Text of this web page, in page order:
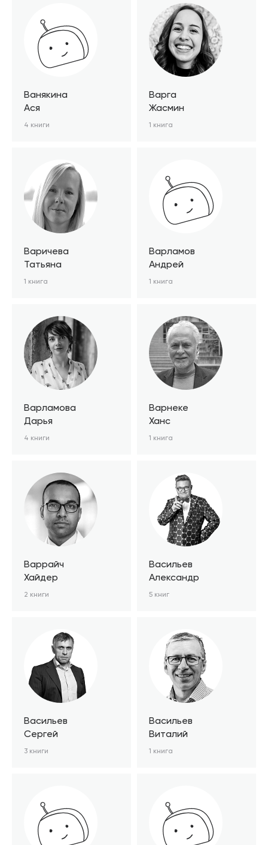
Ванякина
Ася
4 книги
Варга
Жасмин
1 книга
Варичева
Татьяна
1 книга
Варламов
Андрей
1 книга
Варламова
Дарья
4 книги
Варнеке
Ханс
1 книга
Варрайч
Хайдер
2 книги
Васильев
Александр
5 книг
Васильев
Сергей
3 книги
Васильев
Виталий
1 книга